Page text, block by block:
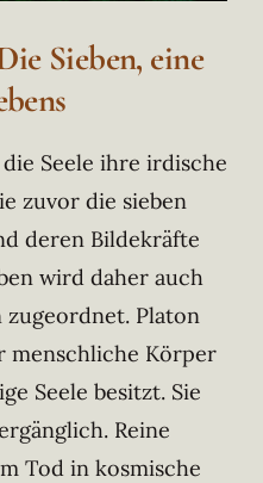
Sieben, eine
Seele ihre irdische
zuvor die sieben
deren Bildekräfte
wird daher auch
zugeordnet. Platon
menschliche Körper
Seele besitzt. Sie
Reine
Tod in kosmische